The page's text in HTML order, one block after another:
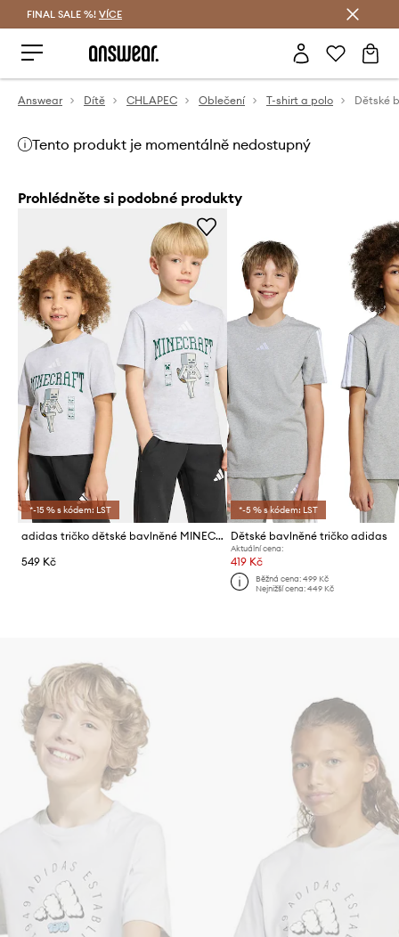
FINAL SALE %! VÍCE
Answear Dítě CHLAPEC Oblečení T-shirt a polo Dětské
Tento produkt je momentálně nedostupný
Prohlédněte si podobné produkty
*-15 % s kódem: LST
adidas tričko dětské bavlněné MINECRAFT
549 Kč
*-5 % s kódem: LST
Dětské bavlněné tričko adidas
Aktuální cena:
419 Kč
Běžná cena: 499 Kč
Nejnižší cena: 449 Kč